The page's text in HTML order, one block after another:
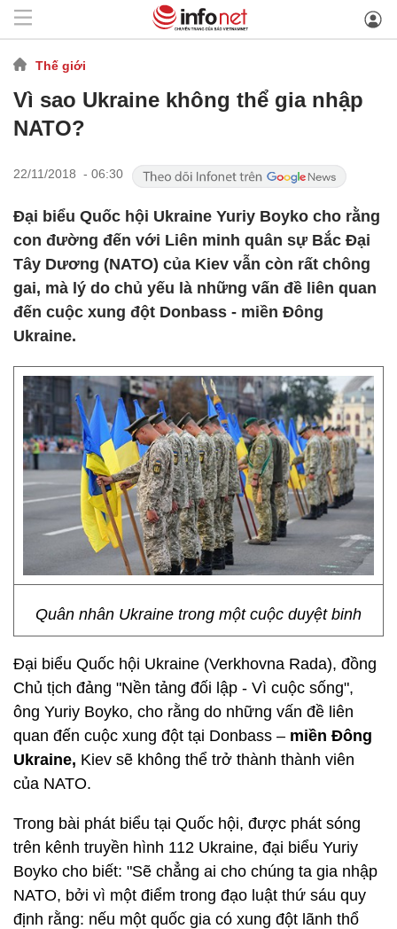
Thế giới
Vì sao Ukraine không thể gia nhập
NATO?
22/11/2018 - 06:30
Đại biểu Quốc hội Ukraine Yuriy Boyko cho rằng
con đường đến với Liên minh quân sự Bắc Đại
Tây Dương (NATO) của Kiev vẫn còn rất chông
gai, mà lý do chủ yếu là những vấn đề liên quan
đến cuộc xung đột Donbass - miền Đông
Ukraine.
Quân nhân Ukraine trong một cuộc duyệt binh
Đại biểu Quốc hội Ukraine (Verkhovna Rada), đồng
Chủ tịch đảng "Nền tảng đối lập - Vì cuộc sống",
ông Yuriy Boyko, cho rằng do những vấn đề liên
quan đến cuộc xung đột tại Donbass – miền Đông
Ukraine, Kiev sẽ không thể trở thành thành viên
của NATO.
Trong bài phát biểu tại Quốc hội, được phát sóng
trên kênh truyền hình 112 Ukraine, đại biểu Yuriy
Boyko cho biết: "Sẽ chẳng ai cho chúng ta gia nhập
NATO, bởi vì một điểm trong đạo luật thứ sáu quy
định rằng: nếu một quốc gia có xung đột lãnh thổ